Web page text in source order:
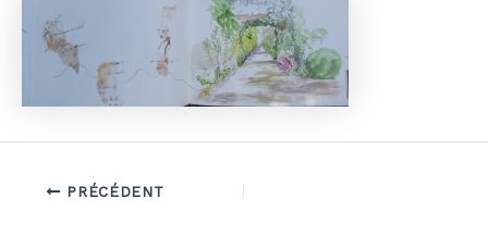
PRÉCÉDENT